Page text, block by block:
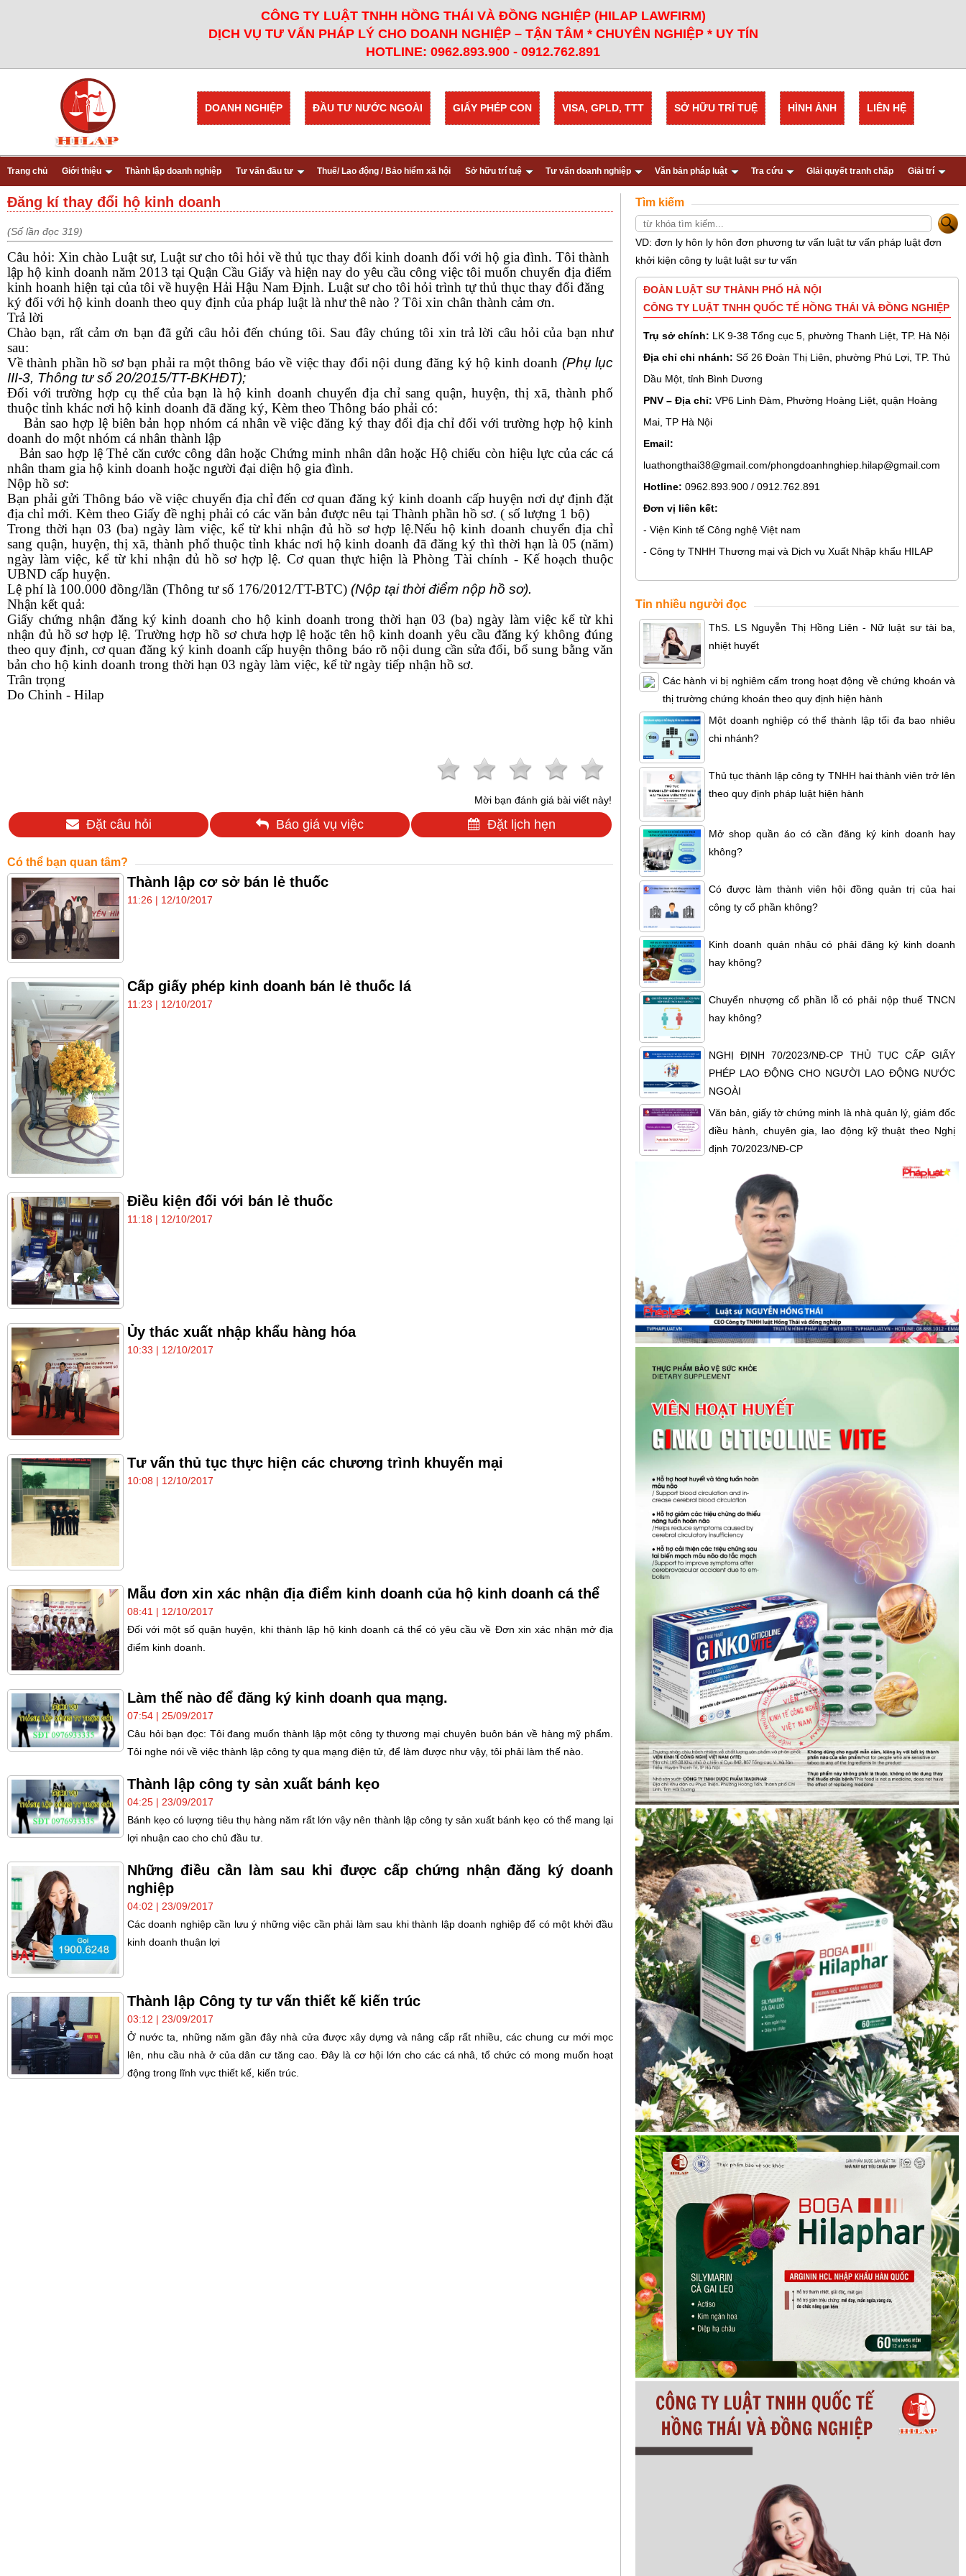
CÔNG TY LUẬT TNHH HỒNG THÁI VÀ ĐỒNG NGHIỆP (HILAP LAWFIRM)
DỊCH VỤ TƯ VẤN PHÁP LÝ CHO DOANH NGHIỆP – TẬN TÂM * CHUYÊN NGHIỆP * UY TÍN
HOTLINE: 0962.893.900 - 0912.762.891
LIÊN HỆ
HÌNH ẢNH
SỞ HỮU TRÍ TUỆ
VISA, GPLD, TTT
GIẤY PHÉP CON
ĐẦU TƯ NƯỚC NGOÀI
DOANH NGHIỆP
Trang chủ Giới thiệu Thành lập doanh nghiệp Tư vấn đầu tư Thuế/ Lao động / Bảo hiểm xã hội Sở hữu trí tuệ Tư vấn doanh nghiệp Văn bản pháp luật Tra cứu GIải quyết tranh chấp Giải trí
Đăng kí thay đổi hộ kinh doanh
(Số lần đọc 319)
Câu hỏi: Xin chào Luật sư, Luật sư cho tôi hỏi về thủ tục thay đổi kinh doanh đối với hộ gia đình. Tôi thành
lập hộ kinh doanh năm 2013 tại Quận Cầu Giấy và hiện nay do yêu cầu công việc tôi muốn chuyển địa điểm
kinh hoanh hiện tại của tôi về huyện Hải Hậu Nam Định. Luật sư cho tôi hỏi trình tự thủ thục thay đổi đăng
ký đối với hộ kinh doanh theo quy định của pháp luật là như thê nào ? Tôi xin chân thành cảm ơn.
Trả lời
Chào bạn, rất cảm ơn bạn đã gửi câu hỏi đến chúng tôi. Sau đây chúng tôi xin trả lời câu hỏi của bạn như
sau:
Về thành phần hồ sơ bạn phải ra mộtthông báo về việc thay đổi nội dung đăng ký hộ kinh doanh (Phụ lục
III-3, Thông tư số 20/2015/TT-BKHĐT);
Đối với trường hợp cụ thể của bạn là hộ kinh doanh chuyển địa chỉ sang quận, huyện, thị xã, thành phố
thuộc tỉnh khác nơi hộ kinh doanh đã đăng ký, Kèm theo Thông báo phải có:
Bản sao hợp lệ biên bản họp nhóm cá nhân về việc đăng ký thay đổi địa chỉ đối với trường hợp hộ kinh
doanh do một nhóm cá nhân thành lập
Bản sao hợp lệ Thẻ căn cước công dân hoặc Chứng minh nhân dân hoặc Hộ chiếu còn hiệu lực của các cá
nhân tham gia hộ kinh doanh hoặc người đại diện hộ gia đình.
Nộp hồ sơ:
Bạn phải gửi Thông báo về việc chuyển địa chỉ đến cơ quan đăng ký kinh doanh cấp huyện nơi dự định đặt
địa chỉ mới. Kèm theo Giấy đề nghị phải có các văn bản được nêu tại Thành phần hồ sơ. ( số lượng 1 bộ)
Trong thời hạn 03 (ba) ngày làm việc, kể từ khi nhận đủ hồ sơ hợp lệ.Nếu hộ kinh doanh chuyển địa chỉ
sang quận, huyện, thị xã, thành phố thuộc tỉnh khác nơi hộ kinh doanh đã đăng ký thì thời hạn là 05 (năm)
ngày làm việc, kể từ khi nhận đủ hồ sơ hợp lệ. Cơ quan thực hiện là Phòng Tài chính - Kế hoạch thuộc
UBND cấp huyện.
Lệ phí là 100.000 đồng/lần (Thông tư số 176/2012/TT-BTC) (Nộp tại thời điểm nộp hồ sơ).
Nhận kết quả:
Giấy chứng nhận đăng ký kinh doanh cho hộ kinh doanh trong thời hạn 03 (ba) ngày làm việc kể từ khi
nhận đủ hồ sơ hợp lệ. Trường hợp hồ sơ chưa hợp lệ hoặc tên hộ kinh doanh yêu cầu đăng ký không đúng
theo quy định, cơ quan đăng ký kinh doanh cấp huyện thông báo rõ nội dung cần sửa đổi, bổ sung bằng văn
bản cho hộ kinh doanh trong thời hạn 03 ngày làm việc, kể từ ngày tiếp nhận hồ sơ.
Trân trọng
Do Chinh - Hilap
Mời bạn đánh giá bài viết này!
Đặt câu hỏi Báo giá vụ việc Đặt lịch hẹn
Có thể bạn quan tâm?
Thành lập cơ sở bán lẻ thuốc
11:26 | 12/10/2017
Cấp giấy phép kinh doanh bán lẻ thuốc lá
11:23 | 12/10/2017
Điều kiện đối với bán lẻ thuốc
11:18 | 12/10/2017
Ủy thác xuất nhập khẩu hàng hóa
10:33 | 12/10/2017
Tư vấn thủ tục thực hiện các chương trình khuyến mại
10:08 | 12/10/2017
Mẫu đơn xin xác nhận địa điểm kinh doanh của hộ kinh doanh cá thể
08:41 | 12/10/2017
Đối với một số quận huyện, khi thành lập hộ kinh doanh cá thể có yêu cầu về Đơn xin xác nhận mở địa
điểm kinh doanh.
Làm thế nào để đăng ký kinh doanh qua mạng.
07:54 | 25/09/2017
Câu hỏi bạn đọc: Tôi đang muốn thành lập một công ty thương mại chuyên buôn bán về hàng mỹ phẩm.
Tôi nghe nói về việc thành lập công ty qua mạng điện tử, để làm được như vậy, tôi phải làm thế nào.
Thành lập công ty sản xuất bánh kẹo
04:25 | 23/09/2017
Bánh kẹo có lượng tiêu thụ hàng năm rất lớn vậy nên thành lập công ty sản xuất bánh kẹo có thể mang lại
lợi nhuận cao cho chủ đầu tư.
Những điều cần làm sau khi được cấp chứng nhận đăng ký doanh
nghiệp
04:02 | 23/09/2017
Các doanh nghiệp cần lưu ý những việc cần phải làm sau khi thành lập doanh nghiệp để có một khởi đầu
kinh doanh thuận lợi
Thành lập Công ty tư vấn thiết kế kiến trúc
03:12 | 23/09/2017
Ở nước ta, những năm gần đây nhà cửa được xây dựng và nâng cấp rất nhiều, các chung cư mới mọc
lên, nhu cầu nhà ở của dân cư tăng cao. Đây là cơ hội lớn cho các cá nhâ, tổ chức có mong muốn hoạt
động trong lĩnh vực thiết kế, kiến trúc.
Tìm kiếm
VD: đơn ly hôn ly hôn đơn phương tư vấn luật tư vấn pháp luật đơn
khởi kiện công ty luật luật sư tư vấn
ĐOÀN LUẬT SƯ THÀNH PHỐ HÀ NỘI
CÔNG TY LUẬT TNHH QUỐC TẾ HỒNG THÁI VÀ ĐỒNG NGHIỆP
Trụ sở chính: LK 9-38 Tổng cục 5, phường Thanh Liệt, TP. Hà Nội
Địa chỉ chi nhánh: Số 26 Đoàn Thị Liên, phường Phú Lợi, TP. Thủ
Dầu Một, tỉnh Bình Dương
PNV – Địa chỉ: VP6 Linh Đàm, Phường Hoàng Liệt, quận Hoàng
Mai, TP Hà Nội
Email:
luathongthai38@gmail.com/phongdoanhnghiep.hilap@gmail.com
Hotline: 0962.893.900 / 0912.762.891
Đơn vị liên kết:
- Viện Kinh tế Công nghệ Việt nam
- Công ty TNHH Thương mại và Dịch vụ Xuất Nhập khẩu HILAP
Tin nhiều người đọc
ThS. LS Nguyễn Thị Hồng Liên - Nữ luật sư tài ba,
nhiệt huyết
Các hành vi bị nghiêm cấm trong hoạt động về chứng khoán và
thị trường chứng khoán theo quy định hiện hành
Một doanh nghiệp có thể thành lập tối đa bao nhiêu
chi nhánh?
Thủ tục thành lập công ty TNHH hai thành viên trở lên
theo quy định pháp luật hiện hành
Mở shop quần áo có cần đăng ký kinh doanh hay
không?
Có được làm thành viên hội đồng quản trị của hai
công ty cổ phần không?
Kinh doanh quán nhậu có phải đăng ký kinh doanh
hay không?
Chuyển nhượng cổ phần lỗ có phải nộp thuế TNCN
hay không?
NGHỊ ĐỊNH 70/2023/NĐ-CP THỦ TỤC CẤP GIẤY
PHÉP LAO ĐỘNG CHO NGƯỜI LAO ĐỘNG NƯỚC
NGOÀI
Văn bản, giấy tờ chứng minh là nhà quản lý, giám đốc
điều hành, chuyên gia, lao động kỹ thuật theo Nghị
định 70/2023/NĐ-CP